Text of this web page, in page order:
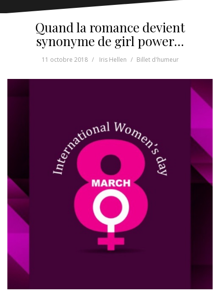
Quand la romance devient
synonyme de girl power…
11 octobre 2018 Iris Hellen Billet d'humeur